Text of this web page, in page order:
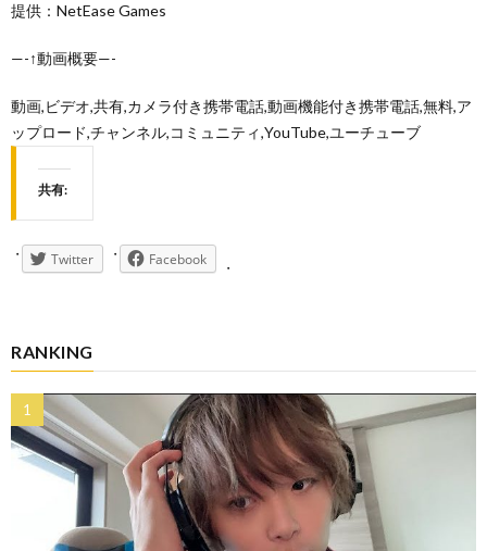
提供：NetEase Games
—-↑動画概要—-
動画,ビデオ,共有,カメラ付き携帯電話,動画機能付き携帯電話,無料,ア
ップロード,チャンネル,コミュニティ,YouTube,ユーチューブ
共有:
Twitter Facebook
RANKING